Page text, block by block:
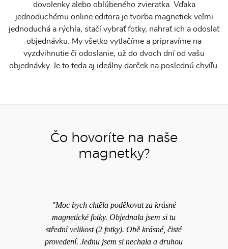
dovolenky alebo obľúbeného zvieratka. Vďaka
jednoduchému online editora je tvorba magnetiek veľmi
jednoduchá a rýchla, stačí vybrať fotky, nahrať ich a odoslať
objednávku. My všetko vytlačíme a pripravíme na
vyzdvihnutie či odoslanie, už do dvoch dní od vašu
objednávky. Je to teda aj ideálny darček na poslednú chvíľu.
Čo hovoríte na naše
magnetky?
"Moc bych chtěla poděkovat za krásné
magnetické fotky. Objednala jsem si tu
střední velikost (2 fotky). Obě krásné, čisté
provedení. Jednu jsem si nechala a druhou